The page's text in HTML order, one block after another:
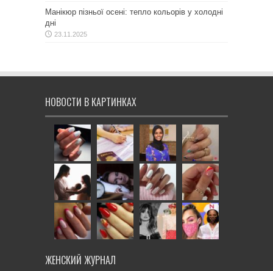
Манікюр пізньої осені: тепло кольорів у холодні
дні
23.11.2025
НОВОСТИ В КАРТИНКАХ
ЖЕНСКИЙ ЖУРНАЛ